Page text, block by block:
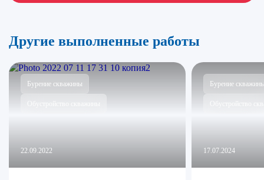
Другие выполненные работы
Бурение скважины
Обустройство скважины
22.09.2022
Бурение
Обустройство
17.07.2024